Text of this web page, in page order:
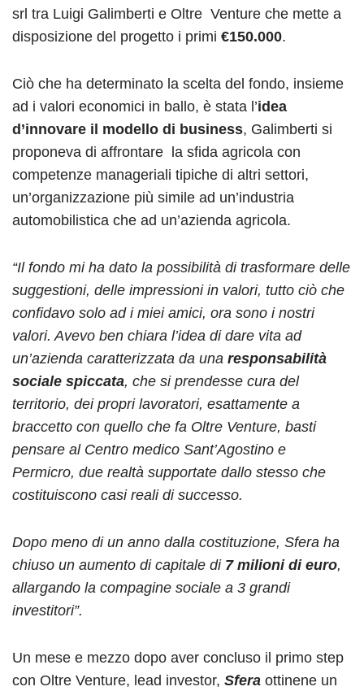
srl tra Luigi Galimberti e Oltre Venture che mette a
disposizione del progetto i primi €150.000.
Ciò che ha determinato la scelta del fondo, insieme
ad i valori economici in ballo, è stata l’idea
d’innovare il modello di business, Galimberti si
proponeva di affrontare la sfida agricola con
competenze manageriali tipiche di altri settori,
un’organizzazione più simile ad un’industria
automobilistica che ad un’azienda agricola.
“Il fondo mi ha dato la possibilità di trasformare delle
suggestioni, delle impressioni in valori, tutto ciò che
confidavo solo ad i miei amici, ora sono i nostri
valori. Avevo ben chiara l’idea di dare vita ad
un’azienda caratterizzata da una responsabilità
sociale spiccata, che si prendesse cura del
territorio, dei propri lavoratori, esattamente a
braccetto con quello che fa Oltre Venture, basti
pensare al Centro medico Sant’Agostino e
Permicro, due realtà supportate dallo stesso che
costituiscono casi reali di successo.
Dopo meno di un anno dalla costituzione, Sfera ha
chiuso un aumento di capitale di 7 milioni di euro,
allargando la compagine sociale a 3 grandi
investitori”.
Un mese e mezzo dopo aver concluso il primo step
con Oltre Venture, lead investor, Sfera ottinene un